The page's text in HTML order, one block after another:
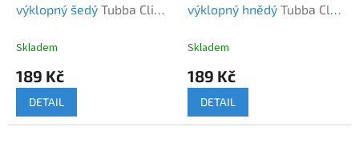
výklopný šedý Tubba Clip
Skladem
189 Kč
DETAIL
výklopný hnědý Tubba Clip
Skladem
189 Kč
DETAIL